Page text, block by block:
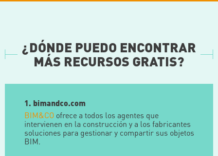
¿DÓNDE PUEDO ENCONTRAR
MÁS RECURSOS GRATIS?
1. bimandco.com
BIM&CO ofrece a todos los agentes que
intervienen en la construcción y a los fabricantes
soluciones para gestionar y compartir sus objetos
BIM.